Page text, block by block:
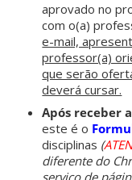
aprovado no
com o(a)
e-mail,
professor(a)
que serão
deverá cursar.
Após receber
este é o
disciplinas (
diferente do